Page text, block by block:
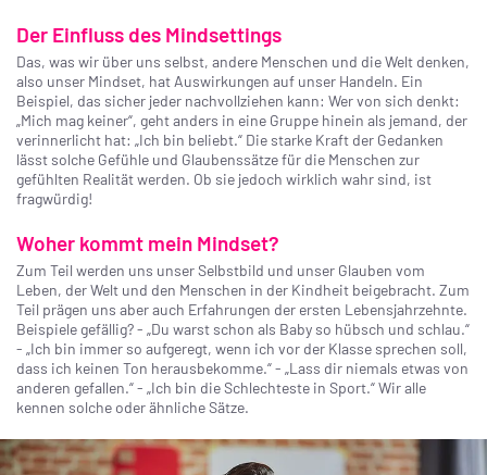
Der Einfluss des Mindsettings
Das, was wir über uns selbst, andere Menschen und die Welt denken,
also unser Mindset, hat Auswirkungen auf unser Handeln. Ein
Beispiel, das sicher jeder nachvollziehen kann: Wer von sich denkt:
„Mich mag keiner“, geht anders in eine Gruppe hinein als jemand, der
verinnerlicht hat: „Ich bin beliebt.“ Die starke Kraft der Gedanken
lässt solche Gefühle und Glaubenssätze für die Menschen zur
gefühlten Realität werden. Ob sie jedoch wirklich wahr sind, ist
fragwürdig!
Woher kommt mein Mindset?
Zum Teil werden uns unser Selbstbild und unser Glauben vom
Leben, der Welt und den Menschen in der Kindheit beigebracht. Zum
Teil prägen uns aber auch Erfahrungen der ersten Lebensjahrzehnte.
Beispiele gefällig? - „Du warst schon als Baby so hübsch und schlau.“
- „Ich bin immer so aufgeregt, wenn ich vor der Klasse sprechen soll,
dass ich keinen Ton herausbekomme.“ - „Lass dir niemals etwas von
anderen gefallen.“ - „Ich bin die Schlechteste in Sport.“ Wir alle
kennen solche oder ähnliche Sätze.